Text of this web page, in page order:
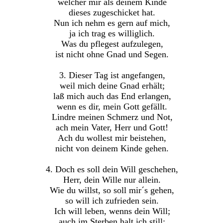
welcher mir als deinem Kinde
dieses zugeschicket hat.
Nun ich nehm es gern auf mich,
ja ich trag es williglich.
Was du pflegest aufzulegen,
ist nicht ohne Gnad und Segen.
3. Dieser Tag ist angefangen,
weil mich deine Gnad erhält;
laß mich auch das End erlangen,
wenn es dir, mein Gott gefällt.
Lindre meinen Schmerz und Not,
ach mein Vater, Herr und Gott!
Ach du wollest mir beistehen,
nicht von deinem Kinde gehen.
4. Doch es soll dein Will geschehen,
Herr, dein Wille nur allein.
Wie du willst, so soll mir´s gehen,
so will ich zufrieden sein.
Ich will leben, wenns dein Will;